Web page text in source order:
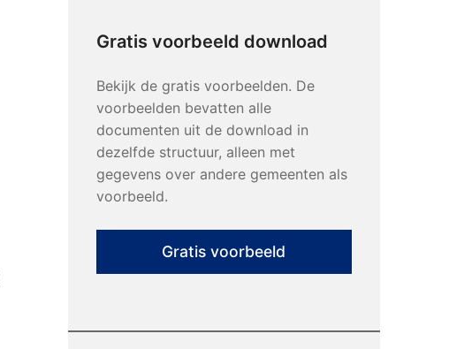
Gratis voorbeeld download
Bekijk de gratis voorbeelden. De
voorbeelden bevatten alle
documenten uit de download in
dezelfde structuur, alleen met
gegevens over andere gemeenten als
voorbeeld.
Gratis voorbeeld